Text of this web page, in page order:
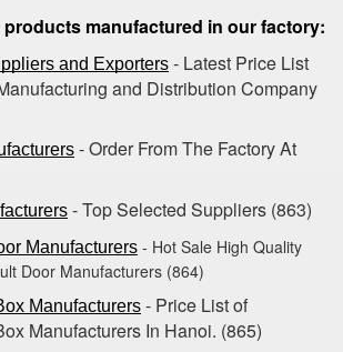
products manufactured in our factory:
and Exporters - Latest Price List
and Distribution Company
- Order From The Factory At
- Top Selected Suppliers (863)
Manufacturers - Hot Sale High Quality
Door Manufacturers (864)
Manufacturers - Price List of
Manufacturers In Hanoi. (865)